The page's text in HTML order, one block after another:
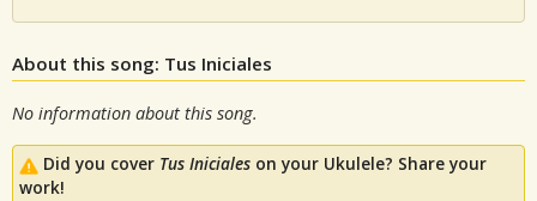
About this song: Tus Iniciales
No information about this song.
Did you cover Tus Iniciales on your Ukulele? Share your
work!